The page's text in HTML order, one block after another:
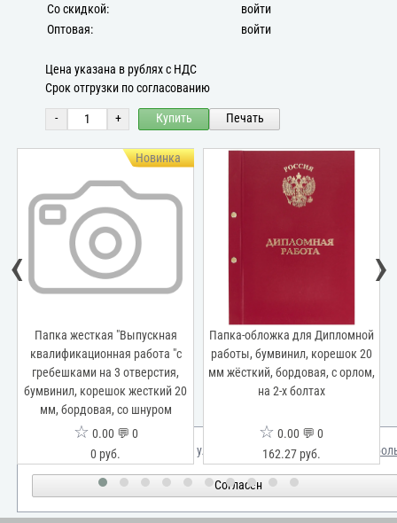
Со скидкой:
войти
Оптовая:
войти
Цена указана в рублях с НДС
Срок отгрузки по согласованию
- + Купить Печать
"Выпускная
работа "с
на 3 отверстия,
жесткий 20
со шнуром
Папка-обложка для Дипломной
работы, бумвинил, корешок 20
мм жёсткий, бордовая, с орлом,
на 2-х болтах
162.27 руб.
Папка-
бумвинил,
жёсткий,
‹ ›
Мы используем куки для улучшения вашего опыта. Узнать
Согласен